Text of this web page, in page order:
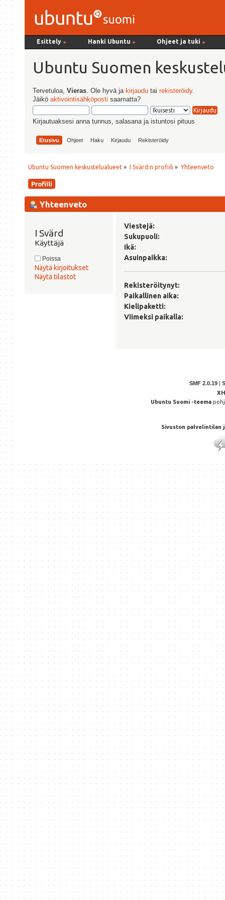
Esittely ► Hanki Ubuntu ► Ohjeet ja tuki ►
Ubuntu Suomen
Tervetuloa,Vieras . Ole hyvä ja kirjaudu tairekisteröidy.
Jäiköaktivointisähköposti saamatta?
Kirjautuaksesi anna tunnus, salasana ja istuntosi pituus
Etusivu Ohjeet Haku Kirjaudu Rekisteröidy
Ubuntu Suomen keskustelualueet » I Svärd:n profiili » Yhteenveto
Profiili
Yhteenveto
I Svärd
Käyttäjä
Poissa
Näytä kirjoitukset
Näytä tilastot
Viestejä:
Sukupuoli:
Ikä:
Asuinpaikka:
Rekisteröitynyt:
Paikallinen aika:
Kielipaketti:
Viimeksi paikalla:
SMF 2.0.19 |
Ubuntu Suomi -teema
Sivuston palvelintilan